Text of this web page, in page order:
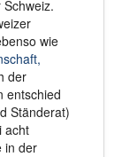
wie
der
entschied
Ständerat)
acht
in der